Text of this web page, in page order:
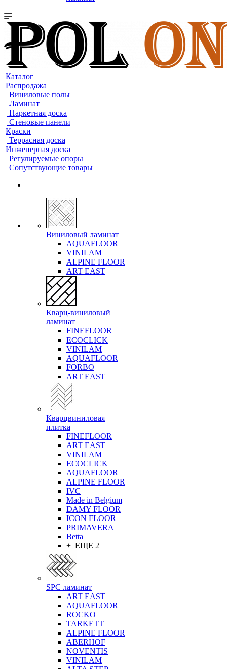
Каталог
Распродажа
Виниловые полы
Ламинат
Паркетная доска
Стеновые панели
Краски
Террасная доска
Инженерная доска
Регулируемые опоры
Сопутствующие товары
Виниловый ламинат
AQUAFLOOR
VINILAM
ALPINE FLOOR
ART EAST
Кварц-виниловый
ламинат
FINEFLOOR
ECOCLICK
VINILAM
AQUAFLOOR
FORBO
ART EAST
Кварцвиниловая
плитка
FINEFLOOR
ART EAST
VINILAM
ECOCLICK
AQUAFLOOR
ALPINE FLOOR
IVC
Made in Belgium
DAMY FLOOR
ICON FLOOR
PRIMAVERA
Betta
+ ЕЩЕ 2
SPC ламинат
ART EAST
AQUAFLOOR
ROCKO
TARKETT
ALPINE FLOOR
ABERHOF
NOVENTIS
VINILAM